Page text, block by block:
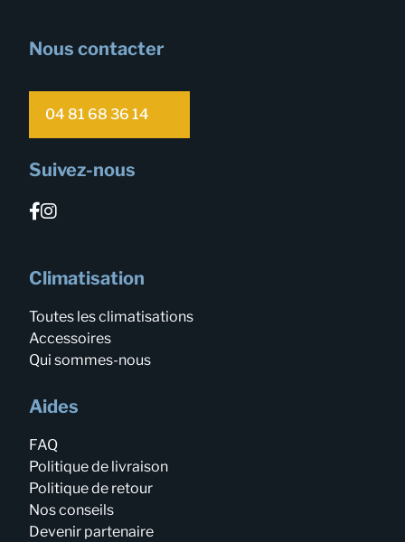
Nous contacter
04 81 68 36 14
Suivez-nous
Climatisation
Toutes les climatisations
Accessoires
Qui sommes-nous
Aides
FAQ
Politique de livraison
Politique de retour
Nos conseils
Devenir partenaire